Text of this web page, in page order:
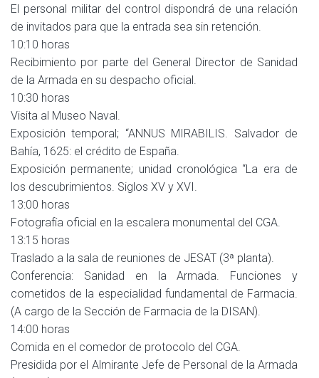
El personal militar del control dispondrá de una relación
de invitados para que la entrada sea sin retención.
10:10 horas
Recibimiento por parte del General Director de Sanidad
de la Armada en su despacho oficial.
10:30 horas
Visita al Museo Naval.
Exposición temporal; “ANNUS MIRABILIS. Salvador de
Bahía, 1625: el crédito de España.
Exposición permanente; unidad cronológica “La era de
los descubrimientos. Siglos XV y XVI.
13:00 horas
Fotografía oficial en la escalera monumental del CGA.
13:15 horas
Traslado a la sala de reuniones de JESAT (3ª planta).
Conferencia: Sanidad en la Armada. Funciones y
cometidos de la especialidad fundamental de Farmacia.
(A cargo de la Sección de Farmacia de la DISAN).
14:00 horas
Comida en el comedor de protocolo del CGA.
Presidida por el Almirante Jefe de Personal de la Armada